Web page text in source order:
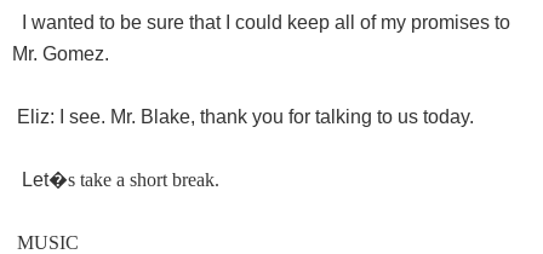
I wanted to be sure that I could keep all of my promises to
Mr. Gomez.
Eliz: I see. Mr. Blake, thank you for talking to us today.
Let�s take a short break.
MUSIC